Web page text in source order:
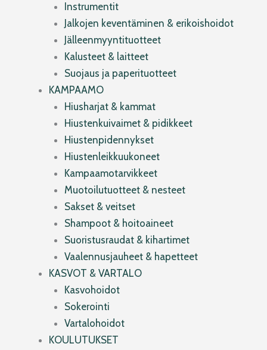
Instrumentit
Jalkojen keventäminen & erikoishoidot
Jälleenmyyntituotteet
Kalusteet & laitteet
Suojaus ja paperituotteet
KAMPAAMO
Hiusharjat & kammat
Hiustenkuivaimet & pidikkeet
Hiustenpidennykset
Hiustenleikkuukoneet
Kampaamotarvikkeet
Muotoilutuotteet & nesteet
Sakset & veitset
Shampoot & hoitoaineet
Suoristusraudat & kihartimet
Vaalennusjauheet & hapetteet
KASVOT & VARTALO
Kasvohoidot
Sokerointi
Vartalohoidot
KOULUTUKSET